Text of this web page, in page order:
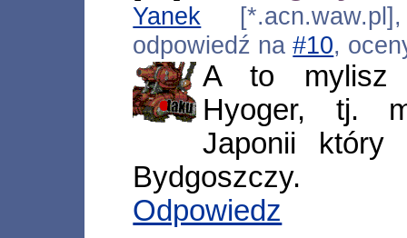
Yanek
odpowiedź na#10,
A to mylisz
Hyoger, tj.
Japonii który
Bydgoszczy.
Odpowiedz